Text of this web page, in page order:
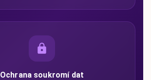
Ochrana soukromí dat